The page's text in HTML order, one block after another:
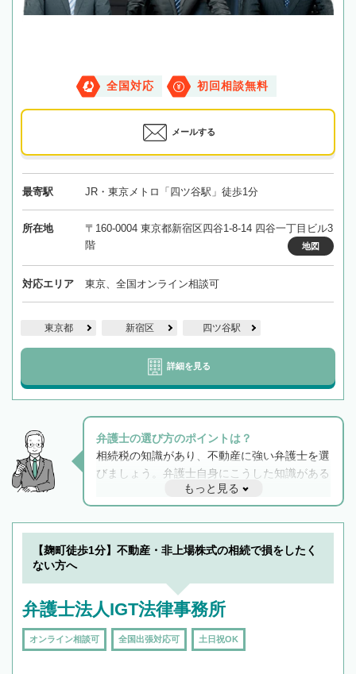
全国対応 初回相談無料
メールする
最寄駅 JR・東京メトロ「四ツ谷駅」徒歩1分
所在地
〒160-0004 東京都新宿区四谷1-8-14 四谷一丁目ビル3
階
地図
対応エリア 東京、全国オンライン相談可
東京都 新宿区 四ツ谷駅
詳細を見る
弁護士の選び方のポイントは？
相続税の知識があり、不動産に強い弁護士を選
びましょう。弁護士自身にこうした知識がある
と他士業との連携もスムーズに進み、トラブル
解決のみならず相続をトータルで任せることが
できます。また、相続は感情がからむ分野なの
でフィーリングも重要です。実際に電話や面談
で複数の弁護士と会話をしてウマが合う方に依
もっと見る
【麹町徒歩1分】不動産・非上場株式の相続で損をしたく
ない方へ
弁護士法人IGT法律事務所
オンライン相談可 全国出張対応可 土日祝OK